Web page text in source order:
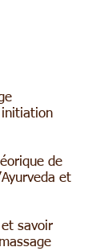
initiation
de
et
savoir